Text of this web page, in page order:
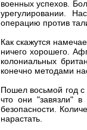
военных успехов.
урегулировании.
операцию против
Как скажутся
ничего хорошего.
колониальных
конечно методами
Пошел восьмой год с
что они "завязли"
безопасности.
нарастать.